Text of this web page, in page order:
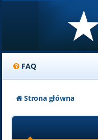
FAQ
Strona główna